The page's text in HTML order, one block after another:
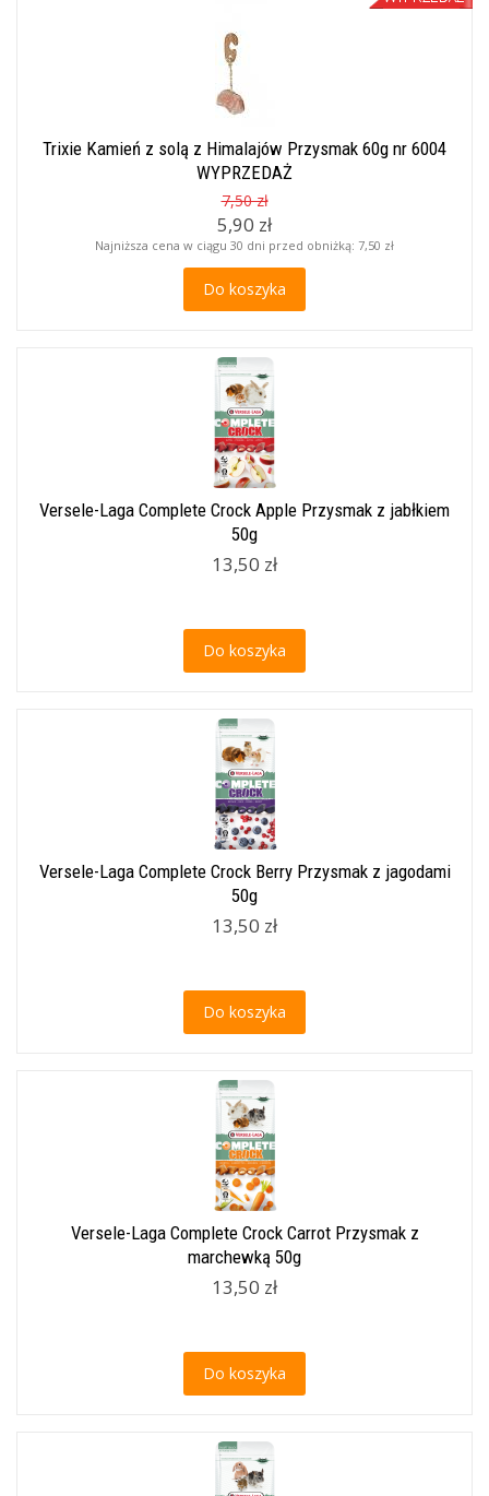
Trixie Kamień z solą z Himalajów Przysmak 60g nr 6004
WYPRZEDAŻ
7,50 zł
5,90 zł
Najniższa cena w ciągu 30 dni przed obniżką: 7,50 zł
Do koszyka
Versele-Laga Complete Crock Apple Przysmak z jabłkiem
50g
13,50 zł
Do koszyka
Versele-Laga Complete Crock Berry Przysmak z jagodami
50g
13,50 zł
Do koszyka
Versele-Laga Complete Crock Carrot Przysmak z
marchewką 50g
13,50 zł
Do koszyka